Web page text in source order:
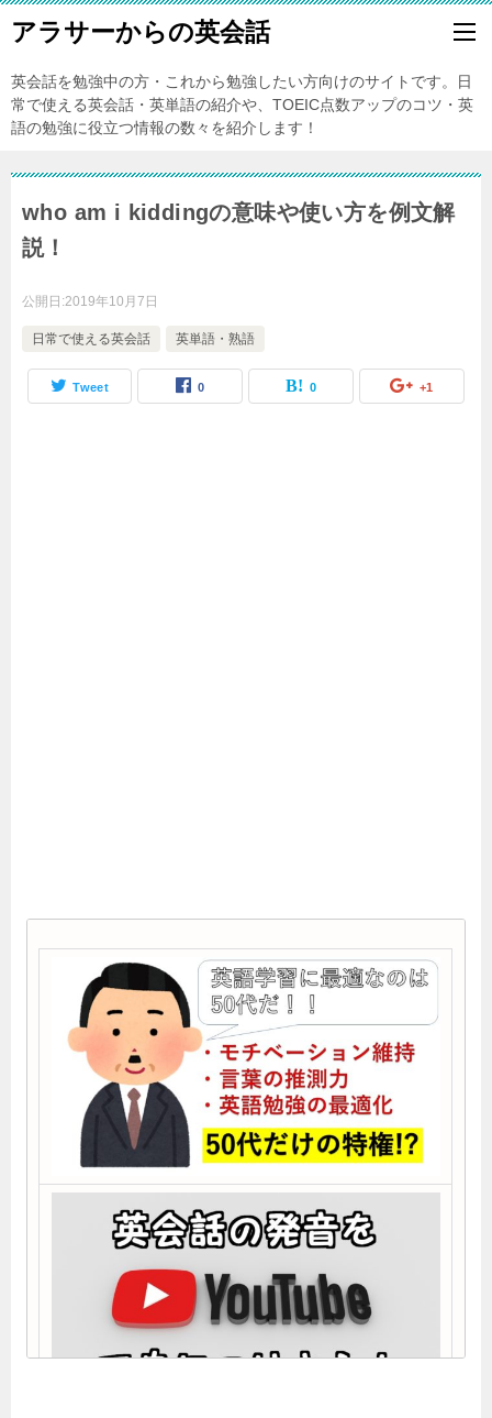
アラサーからの英会話
英会話を勉強中の方・これから勉強したい方向けのサイトです。日
常で使える英会話・英単語の紹介や、TOEIC点数アップのコツ・英
語の勉強に役立つ情報の数々を紹介します！
who am i kiddingの意味や使い方を例文解
説！
公開日:2019年10月7日
日常で使える英会話 英単語・熟語
Tweet 0 0 +1